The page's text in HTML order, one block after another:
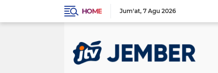
HOME Jum'at 7 Agu 2026